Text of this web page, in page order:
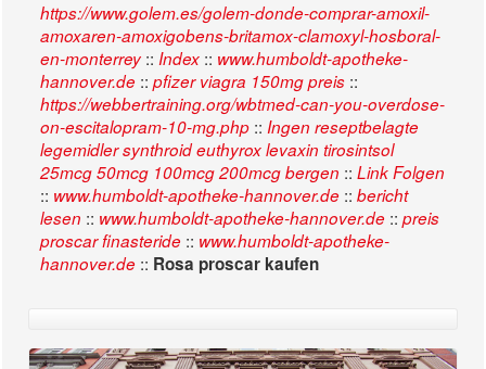
https://www.golem.es/golem-donde-comprar-amoxil-
amoxaren-amoxigobens-britamox-clamoxyl-hosboral-
en-monterrey :: Index :: www.humboldt-apotheke-
hannover.de :: pfizer viagra 150mg preis ::
https://webbertraining.org/wbtmed-can-you-overdose-
on-escitalopram-10-mg.php :: Ingen reseptbelagte
legemidler synthroid euthyrox levaxin tirosintsol
25mcg 50mcg 100mcg 200mcg bergen :: Link Folgen
:: www.humboldt-apotheke-hannover.de :: bericht
lesen :: www.humboldt-apotheke-hannover.de :: preis
proscar finasteride :: www.humboldt-apotheke-
hannover.de :: Rosa proscar kaufen